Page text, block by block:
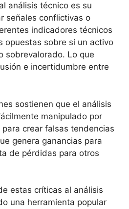
análisis técnico es su
señales conflictivas o
indicadores técnicos
opuestas sobre si un activo
sobrevalorado. Lo que
e incertidumbre entre
sostienen que el análisis
manipulado por
crear falsas tendencias
genera ganancias para
de pérdidas para otros
estas críticas al análisis
una herramienta popular